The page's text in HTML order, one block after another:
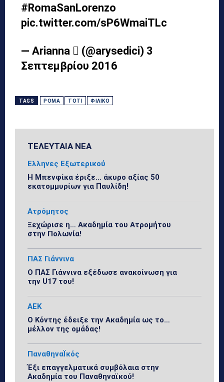
#RomaSanLorenzo
pic.twitter.com/sP6WmaiTLc
— Arianna  (@arysedici) 3
Σεπτεμβρίου 2016
TAGS ΡΌΜΑ ΤΌΤΙ ΦΙΛΙΚΌ
ΤΕΛΕΥΤΑΙΑ ΝΕΑ
Ελληνες Εξωτερικού
Η Μπενφίκα έριξε… άκυρο αξίας 50
εκατομμυρίων για Παυλίδη!
Ατρόμητος
Ξεχώρισε η… Ακαδημία του Ατρομήτου
στην Πολωνία!
ΠΑΣ Γιάννινα
Ο ΠΑΣ Γιάννινα εξέδωσε ανακοίνωση για
την U17 του!
ΑΕΚ
Ο Κόντης έδειξε την Ακαδημία ως το…
μέλλον της ομάδας!
ΠαναθηναΪκός
Έξι επαγγελματικά συμβόλαια στην
Ακαδημία του Παναθηναϊκού!